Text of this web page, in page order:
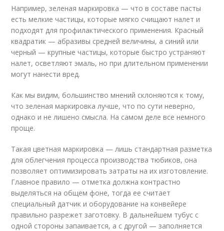
Например, зеленая маркировка — что в составе пасты
есть мелкие частицы, которые мягко счищают налет и
подходят для профилактического применения. Красный
квадратик — абразивы средней величины, а синий или
черный — крупные частицы, которые быстро устраняют
налет, осветляют эмаль, но при длительном применении
могут нанести вред.
Как мы видим, большинство мнений склоняются к тому,
что зеленая маркировка лучше, что по сути неверно,
однако и не лишено смысла. На самом деле все немного
проще.
Такая цветная маркировка — лишь стандартная разметка
для облегчения процесса производства тюбиков, она
позволяет оптимизировать затраты на их изготовление.
Главное правило — отметка должна контрастно
выделяться на общем фоне, тогда ее считает
специальный датчик и оборудование на конвейере
правильно разрежет заготовку. В дальнейшем тубус с
одной стороны запаивается, а с другой — заполняется